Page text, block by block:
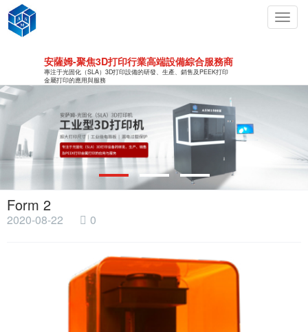
安薩姆-聚焦3D打印行業高端設備綜合服務商
專注于光固化（SLA）3D打印設備的研發、生產、銷售及PEEK打印
金屬打印的應用與服務
Form 2
2020-08-22 0